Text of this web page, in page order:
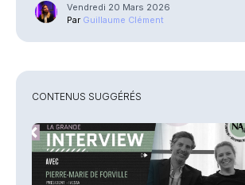
Vendredi 20 Mars 2026
Par Guillaume Clément
CONTENUS SUGGÉRÉS